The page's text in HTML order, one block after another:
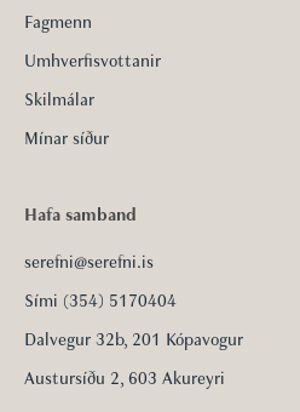
Fagmenn
Umhverfisvottanir
Skilmálar
Mínar síður
Hafa samband
serefni@serefni.is
Sími (354) 5170404
Dalvegur 32b, 201 Kópavogur
Austursíðu 2, 603 Akureyri